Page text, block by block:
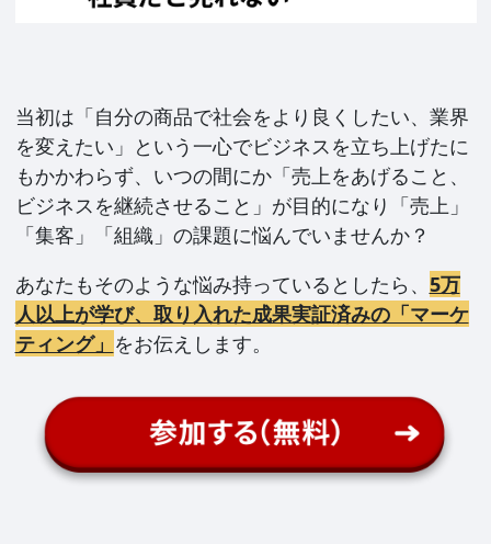
当初は「自分の商品で社会をより良くしたい、業界
を変えたい」という一心でビジネスを立ち上げたに
もかかわらず、いつの間にか「売上をあげること、
ビジネスを継続させること」が目的になり「売上」
「集客」「組織」の課題に悩んでいませんか？
あなたもそのような悩み持っているとしたら、 5万
人以上が学び、取り入れた成果実証済みの「マーケ
ティング」 をお伝えします。